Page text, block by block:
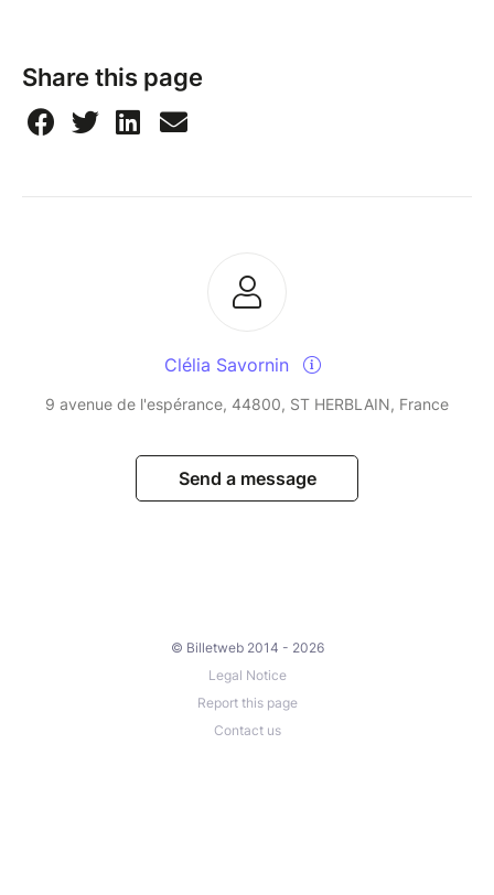
Share this page
Clélia Savornin
9 avenue de l'espérance, 44800, ST HERBLAIN, France
Send a message
© Billetweb 2014 - 2026
Legal Notice
Report this page
Contact us